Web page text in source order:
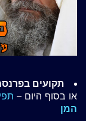
תקועים
או בסוף היום –
המן